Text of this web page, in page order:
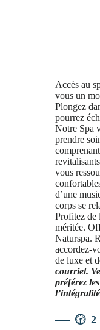
Accès au
vous un
Plongez
pourrez
Notre Spa
prendre
vous
d’une
corps se
Profitez de
méritée.
Naturspa.
accordez-
de luxe et
courriel.
préférez
🕝 2